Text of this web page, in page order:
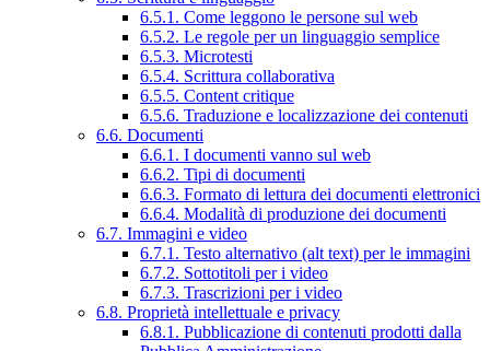
6.5.1. Come leggono le persone sul web
6.5.2. Le regole per un linguaggio semplice
6.5.3. Microtesti
6.5.4. Scrittura collaborativa
6.5.5. Content critique
6.5.6. Traduzione e localizzazione dei contenuti
6.6. Documenti
6.6.1. I documenti vanno sul web
6.6.2. Tipi di documenti
6.6.3. Formato di lettura dei documenti elettronici
6.6.4. Modalità di produzione dei documenti
6.7. Immagini e video
6.7.1. Testo alternativo (alt text) per le immagini
6.7.2. Sottotitoli per i video
6.7.3. Trascrizioni per i video
6.8. Proprietà intellettuale e privacy
6.8.1. Pubblicazione di contenuti prodotti dalla